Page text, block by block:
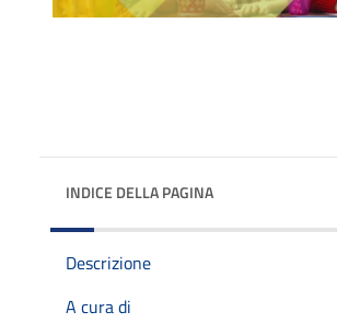
INDICE DELLA PAGINA
Descrizione
A cura di